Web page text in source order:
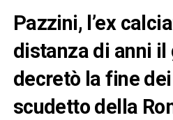
Pazzini, l’ex
distanza di anni il
decretò la fine
scudetto della